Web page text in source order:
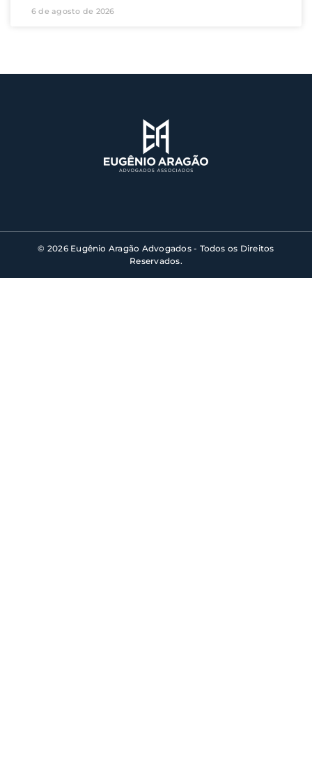
6 de agosto de 2026
© 2026 Eugênio Aragão Advogados - Todos os Direitos
Reservados.